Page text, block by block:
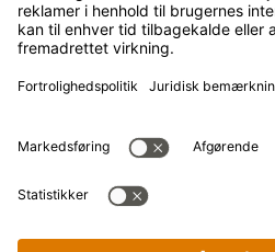
Nyhedsbrev
© Kikkoman Trading Europe
Theodorstraße 180, 40472
Registreret ved byretten i